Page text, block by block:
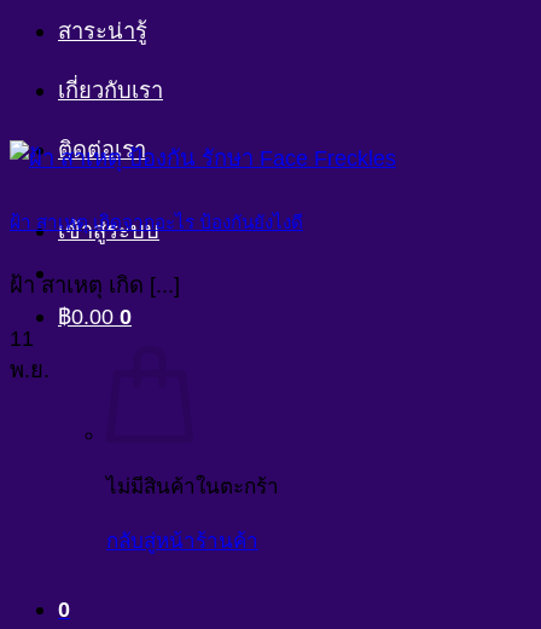
สาระน่ารู้
เกี่ยวกับเรา
ติดต่อเรา
เข้าสู่ระบบ
฿0.00 0
ไม่มีสินค้าในตะกร้า
กลับสู่หน้าร้านค้า
0
ฝ้า สาเหตุ เกิดจากอะไร ป้องกันยังไงดี
ฝ้า สาเหตุ เกิด [...]
11
พ.ย.